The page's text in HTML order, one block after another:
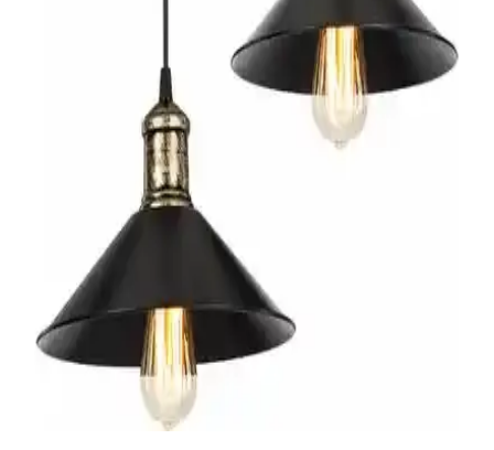
Ahşap ve metal malzeme uyumuyla tasarlanmış, enerji tasarruflu ve
sade şıklıkta çocuk odası avizesi, kolay montaj ve dayanıklılık sunar,
odanın atmosferini güzelleştirir.
Rustik Ahşap Avize Karşılaştırması: Hüma Tasarım
ve Morvizyon Modelleri
İki rustik tarzda ahşap avizeyi malzeme, tasarım ve kullanım
alanlarına göre karşılaştırıyoruz. Hüma Tasarım ve Morvizyon
modellerinin özellikleri, kullanıcı yorumları ve avantajlarıyla ilgili
detaylar burada.
Modelight Maya 2'li Sıralı Avize: Siyah Kumlama
Yüzeyde Modern ve Rustik Şıklık
Modelight Maya 2'li Sıralı Avize, siyah kumlama yüzeyli metal
gövde ve ABS/PC şapkalarla modern ile rustik arasındaki zarafeti
bir araya getirir. 2x E27 duy, ampuller dahil değildir; 60 W’a kadar
güçle çalışır. Işık aşağıya yönelir ve salona odaklı ambiyans sağlar.